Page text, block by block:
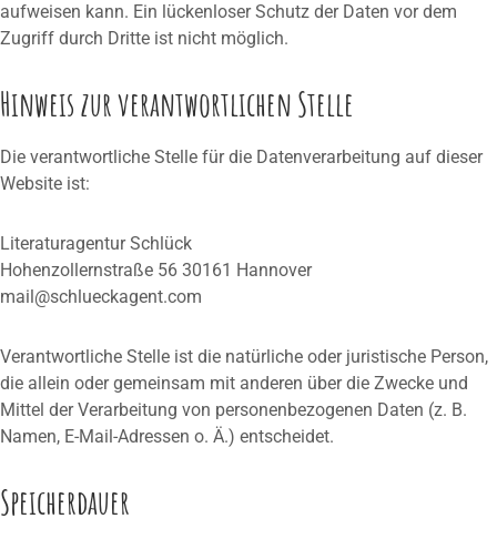
aufweisen kann. Ein lückenloser Schutz der Daten vor dem
Zugriff durch Dritte ist nicht möglich.
Hinweis zur verantwortlichen Stelle
Die verantwortliche Stelle für die Datenverarbeitung auf dieser
Website ist:
Literaturagentur Schlück
Hohenzollernstraße 56 30161 Hannover
mail@schlueckagent.com
Verantwortliche Stelle ist die natürliche oder juristische Person,
die allein oder gemeinsam mit anderen über die Zwecke und
Mittel der Verarbeitung von personenbezogenen Daten (z. B.
Namen, E-Mail-Adressen o. Ä.) entscheidet.
Speicherdauer